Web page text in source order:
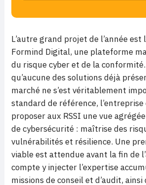
L’autre grand projet de l’année
Formind Digital, une plateforme
du risque cyber et de la
qu’aucune des solutions déjà
marché ne s’est véritablement
standard de référence,
proposer aux RSSI une vue
de cybersécurité : maîtrise des
vulnérabilités et résilience. Une
viable est attendue avant la fin de
compte y injecter l’expertise
missions de conseil et d’audit,